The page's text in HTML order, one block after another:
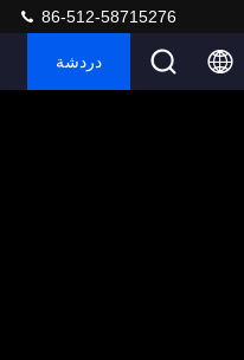
86-512-58715276
دردشة